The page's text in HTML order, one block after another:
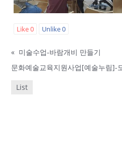
Like0 Unlike0
« 미술수업-바람개비 만들기
문화예술교육지원사업[예술누림]-
List